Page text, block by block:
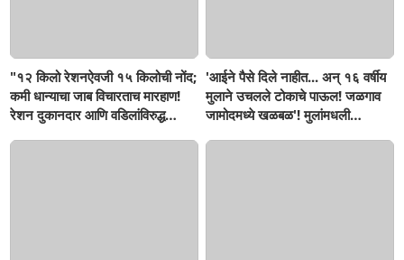
"१२ किलो रेशनऐवजी १५ किलोची नोंद;
कमी धान्याचा जाब विचारताच मारहाण!
रेशन दुकानदार आणि वडिलांविरुद्ध
'आईने पैसे दिले नाहीत... अन् १६ वर्षीय
मुलाने उचलले टोकाचे पाऊल! जळगाव
जामोदमध्ये खळबळ'! मुलांमधली